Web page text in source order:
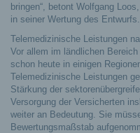
bringen“, betont Wolfgang
in seiner Wertung des Entwurfs.
Telemedizinische Leistungen
Vor allem im ländlichen
schon heute in einigen
Telemedizinische Leistungen
Stärkung der
Versorgung der Versicherten
weiter an Bedeutung. Sie
Bewertungsmaßstab